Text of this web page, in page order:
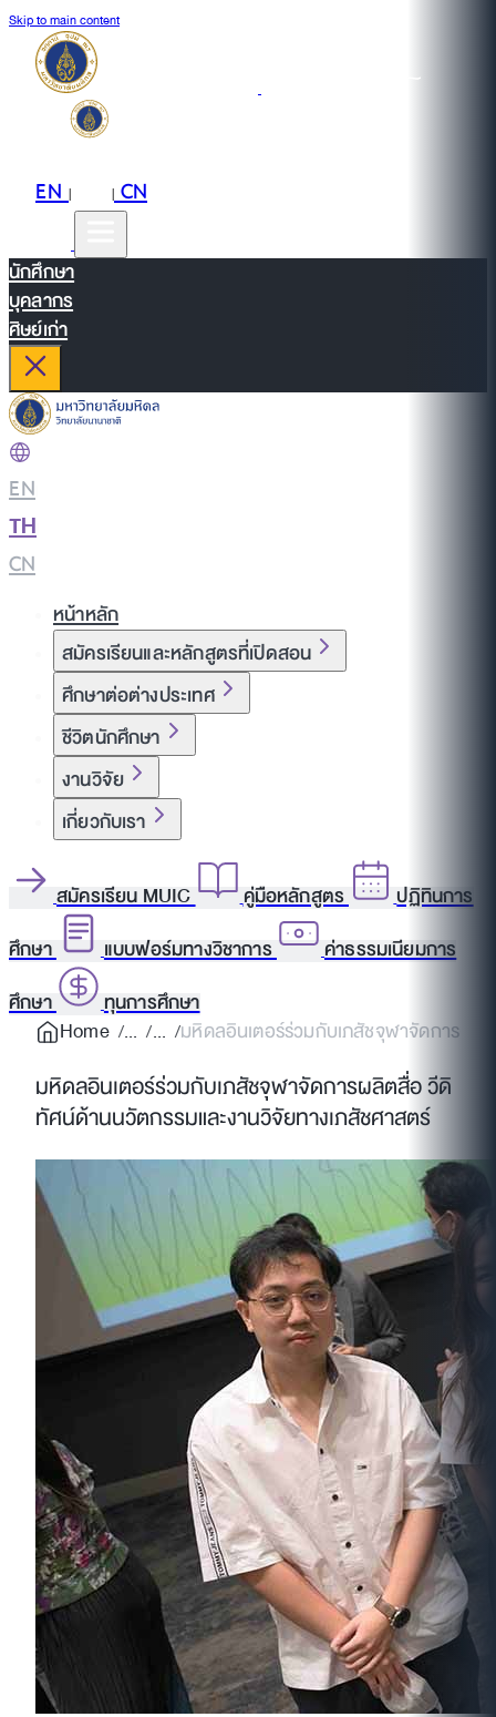
Skip to main content
EN| |CN
นักศึกษา
บุคลากร
ศิษย์เก่า
EN
TH
CN
หน้าหลัก
สมัครเรียนและหลักสูตรที่เปิดสอน
ศึกษาต่อต่างประเทศ
ชีวิตนักศึกษา
งานวิจัย
เกี่ยวกับเรา
สมัครเรียน MUIC คู่มือหลักสูตร
ปฏิทินการ
ศึกษา
แบบฟอร์มทางวิชาการ
ค่าธรรมเนียมการ
ศึกษา
ทุนการศึกษา
Home
มหิดลอินเตอร์ร่วมกับเภสัชจุฬาจัดการผลิ
มหิดลอินเตอร์ร่วมกับเภสัชจุฬาจัดการผลิตสื่อ วีดิ
ทัศน์ด้านนวัตกรรมและงานวิจัยทางเภสัชศาสตร์